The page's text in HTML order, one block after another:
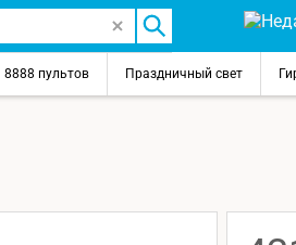
8888 пультов Праздничный свет